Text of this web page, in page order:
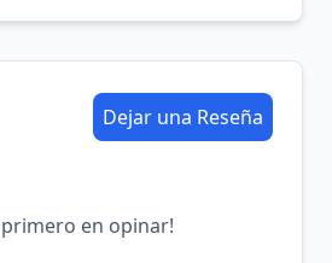
Dejar una Reseña
primero en opinar!